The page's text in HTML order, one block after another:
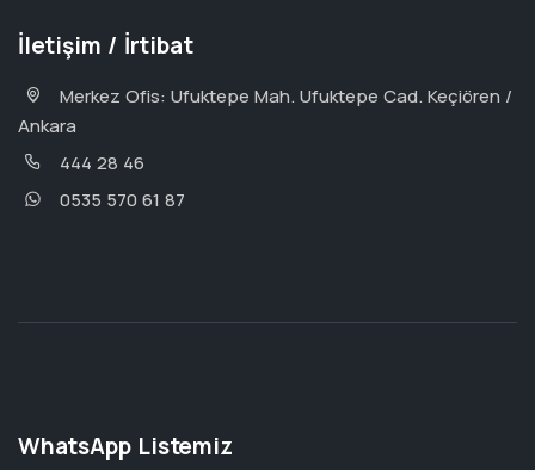
İletişim / İrtibat
Merkez Ofis: Ufuktepe Mah. Ufuktepe Cad. Keçiören /
Ankara
444 28 46
0535 570 61 87
WhatsApp Listemiz